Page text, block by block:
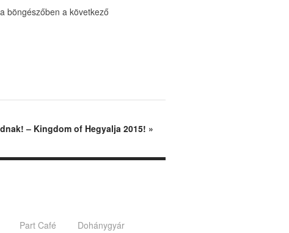
böngészőben a következő
– Kingdom of Hegyalja 2015! »
Part Café
Dohánygyár